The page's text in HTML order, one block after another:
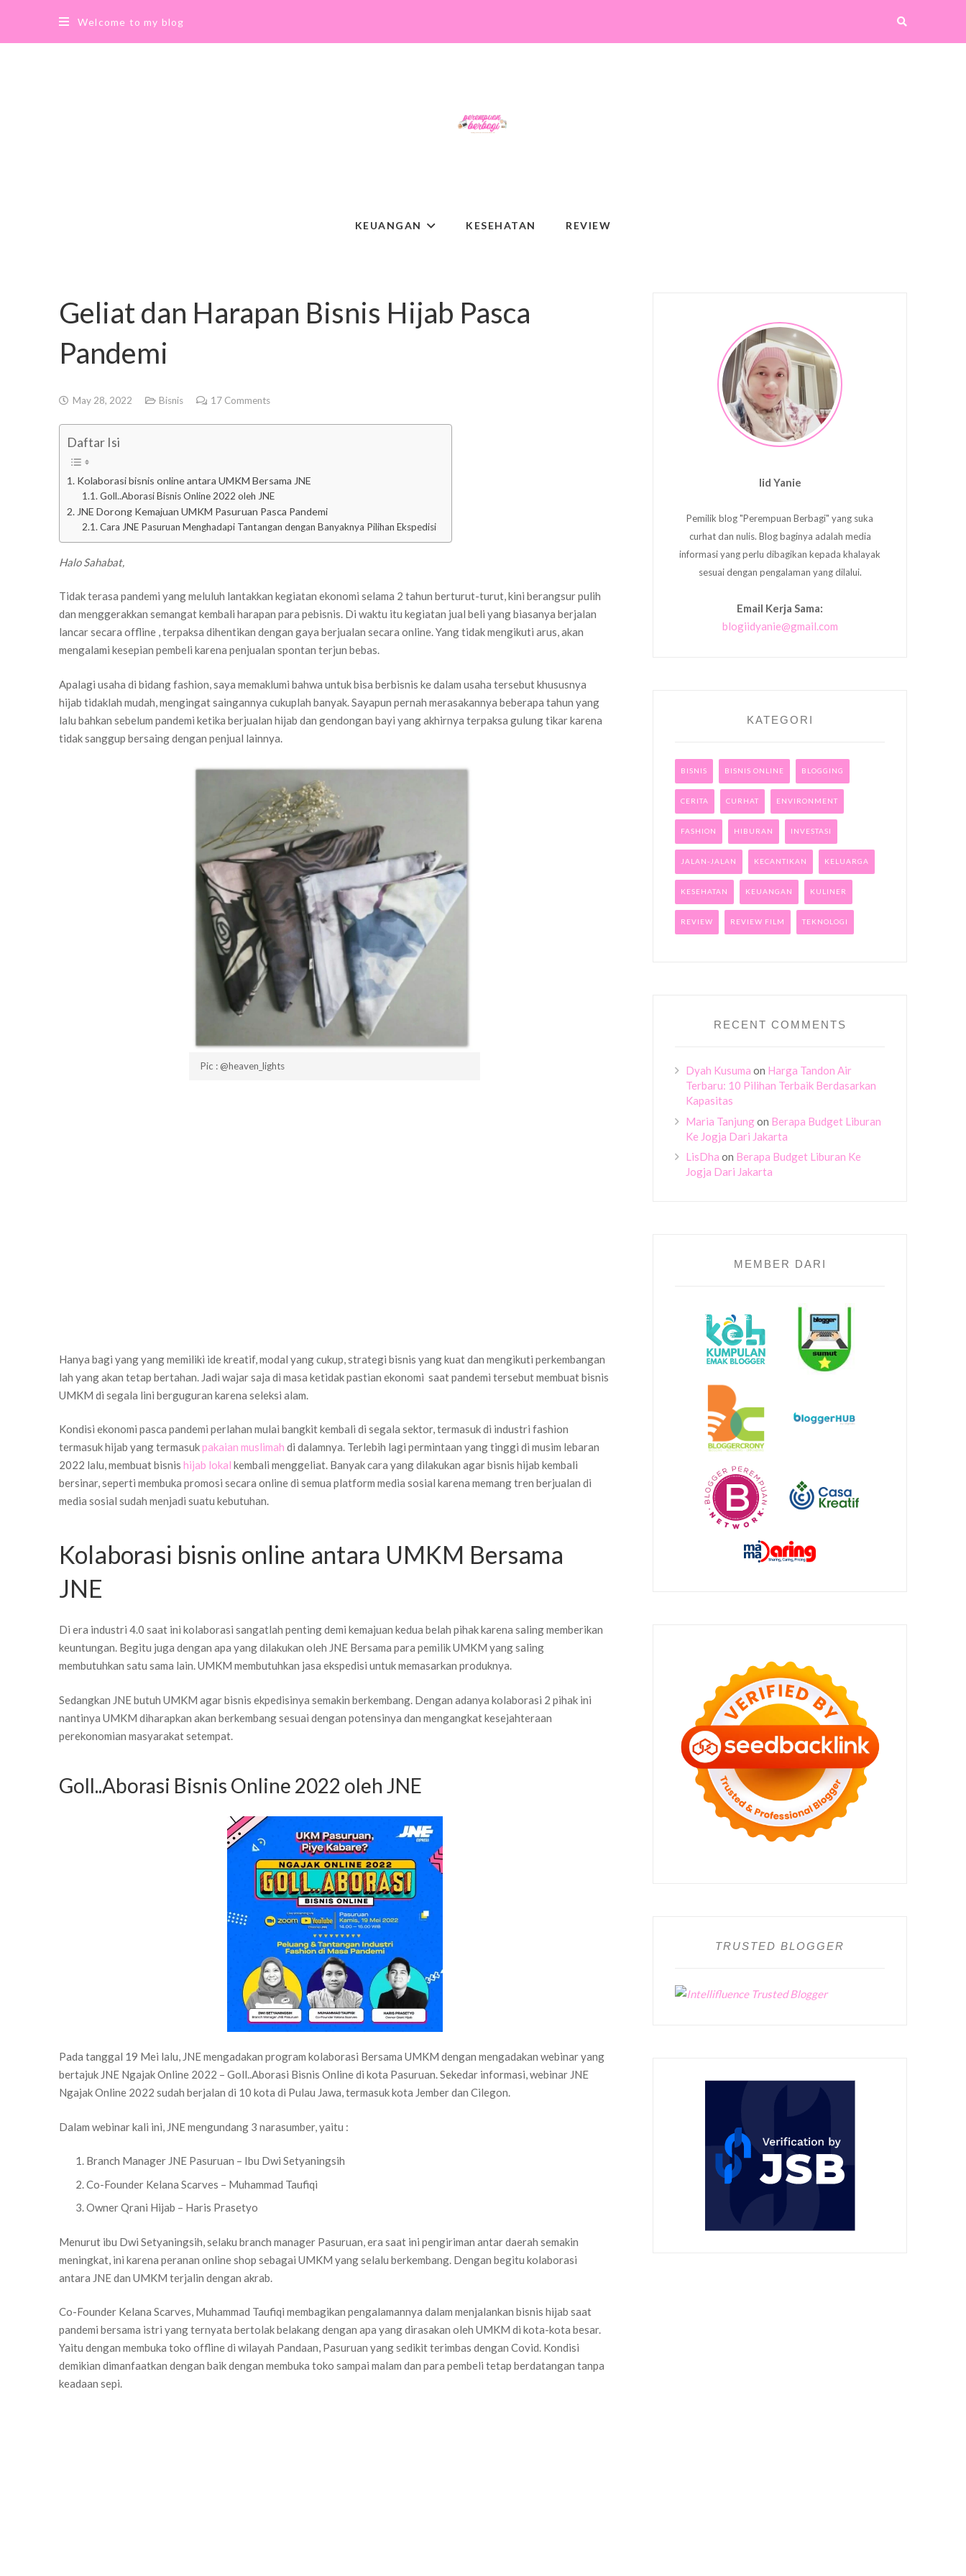
Welcome to my blog
KEUANGAN KESEHATAN REVIEW
Geliat dan Harapan Bisnis Hijab Pasca
Pandemi
May 28, 2022 Bisnis 17 Comments
Daftar Isi
Kolaborasi bisnis online antara UMKM Bersama JNE
Goll..Aborasi Bisnis Online 2022 oleh JNE
JNE Dorong Kemajuan UMKM Pasuruan Pasca Pandemi
Cara JNE Pasuruan Menghadapi Tantangan dengan Banyaknya Pilihan Ekspedisi
Halo Sahabat,
Tidak terasa pandemi yang meluluh lantakkan kegiatan ekonomi selama 2 tahun berturut-turut, kini berangsur pulih
dan menggerakkan semangat kembali harapan para pebisnis. Di waktu itu kegiatan jual beli yang biasanya berjalan
lancar secara offline , terpaksa dihentikan dengan gaya berjualan secara online. Yang tidak mengikuti arus, akan
mengalami kesepian pembeli karena penjualan spontan terjun bebas.
Apalagi usaha di bidang fashion, saya memaklumi bahwa untuk bisa berbisnis ke dalam usaha tersebut khususnya
hijab tidaklah mudah, mengingat saingannya cukuplah banyak. Sayapun pernah merasakannya beberapa tahun yang
lalu bahkan sebelum pandemi ketika berjualan hijab dan gendongan bayi yang akhirnya terpaksa gulung tikar karena
tidak sanggup bersaing dengan penjual lainnya.
Pic : @heaven_lights
Hanya bagi yang yang memiliki ide kreatif, modal yang cukup, strategi bisnis yang kuat dan mengikuti perkembangan
lah yang akan tetap bertahan. Jadi wajar saja di masa ketidak pastian ekonomi saat pandemi tersebut membuat bisnis
UMKM di segala lini berguguran karena seleksi alam.
Kondisi ekonomi pasca pandemi perlahan mulai bangkit kembali di segala sektor, termasuk di industri fashion
termasuk hijab yang termasukpakaian muslimah di dalamnya. Terlebih lagi permintaan yang tinggi di musim lebaran
2022 lalu, membuat bisnis hijab lokal kembali menggeliat. Banyak cara yang dilakukan agar bisnis hijab kembali
bersinar, seperti membuka promosi secara online di semua platform media sosial karena memang tren berjualan di
media sosial sudah menjadi suatu kebutuhan.
Kolaborasi bisnis online antara UMKM Bersama
JNE
Di era industri 4.0 saat ini kolaborasi sangatlah penting demi kemajuan kedua belah pihak karena saling memberikan
keuntungan. Begitu juga dengan apa yang dilakukan oleh JNE Bersama para pemilik UMKM yang saling
membutuhkan satu sama lain. UMKM membutuhkan jasa ekspedisi untuk memasarkan produknya.
Sedangkan JNE butuh UMKM agar bisnis ekpedisinya semakin berkembang. Dengan adanya kolaborasi 2 pihak ini
nantinya UMKM diharapkan akan berkembang sesuai dengan potensinya dan mengangkat kesejahteraan
perekonomian masyarakat setempat.
Goll..Aborasi Bisnis Online 2022 oleh JNE
Pada tanggal 19 Mei lalu, JNE mengadakan program kolaborasi Bersama UMKM dengan mengadakan webinar yang
bertajuk JNE Ngajak Online 2022 – Goll..Aborasi Bisnis Online di kota Pasuruan. Sekedar informasi, webinar JNE
Ngajak Online 2022 sudah berjalan di 10 kota di Pulau Jawa, termasuk kota Jember dan Cilegon.
Dalam webinar kali ini, JNE mengundang 3 narasumber, yaitu :
Branch Manager JNE Pasuruan – Ibu Dwi Setyaningsih
Co-Founder Kelana Scarves – Muhammad Taufiqi
Owner Qrani Hijab – Haris Prasetyo
Menurut ibu Dwi Setyaningsih, selaku branch manager Pasuruan, era saat ini pengiriman antar daerah semakin
meningkat, ini karena peranan online shop sebagai UMKM yang selalu berkembang. Dengan begitu kolaborasi
antara JNE dan UMKM terjalin dengan akrab.
Co-Founder Kelana Scarves, Muhammad Taufiqi membagikan pengalamannya dalam menjalankan bisnis hijab saat
pandemi bersama istri yang ternyata bertolak belakang dengan apa yang dirasakan oleh UMKM di kota-kota besar.
Yaitu dengan membuka toko offline di wilayah Pandaan, Pasuruan yang sedikit terimbas dengan Covid. Kondisi
demikian dimanfaatkan dengan baik dengan membuka toko sampai malam dan para pembeli tetap berdatangan tanpa
keadaan sepi.
Iid Yanie
Pemilik blog "Perempuan Berbagi" yang suka
curhat dan nulis. Blog baginya adalah media
informasi yang perlu dibagikan kepada khalayak
sesuai dengan pengalaman yang dilalui.
Email Kerja Sama:
blogiidyanie@gmail.com
KATEGORI
BISNIS BISNIS ONLINE BLOGGING
CERITA CURHAT ENVIRONMENT
FASHION HIBURAN INVESTASI
JALAN-JALAN KECANTIKAN KELUARGA
KESEHATAN KEUANGAN KULINER
REVIEW REVIEW FILM TEKNOLOGI
RECENT COMMENTS
Dyah Kusuma on Harga Tandon Air
Terbaru: 10 Pilihan Terbaik Berdasarkan
Kapasitas
Maria Tanjungon Berapa Budget Liburan
Ke Jogja Dari Jakarta
LisDha on Berapa Budget Liburan Ke
Jogja Dari Jakarta
MEMBER DARI
TRUSTED BLOGGER